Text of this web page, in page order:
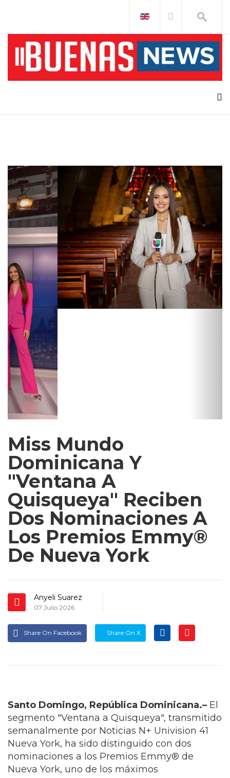
Miss Mundo
Dominicana Y
"Ventana A
Quisqueya" Reciben
Dos Nominaciones A
Los Premios Emmy®
De Nueva York
Anyeli Suarez
07 Julio 2026
Share On Facebook Share On X
Santo Domingo, República Dominicana.–
segmento "Ventana a Quisqueya", transmitido
Nueva York, ha sido distinguido con dos
nominaciones a los Premios Emmy®️ de
cultura y las historias de la República
Dominicana a millones de hogares.
Las nominaciones corresponden al
extraordinario trabajo realizado durante el año